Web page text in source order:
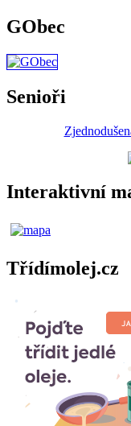
GObec
Senioři
Interaktivní
Třídímolej.cz